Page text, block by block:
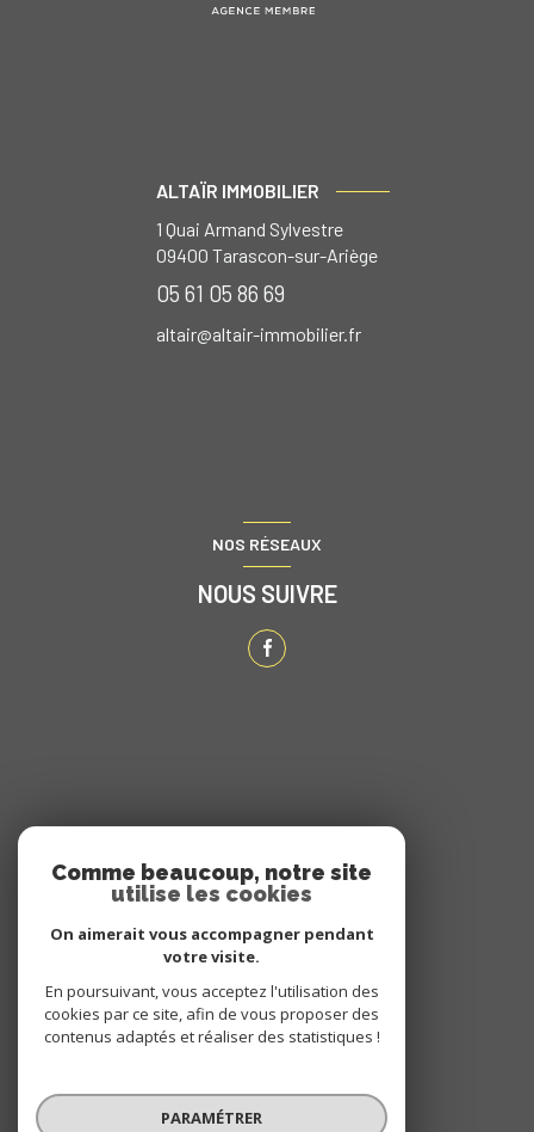
ALTAÏR IMMOBILIER
1 Quai Armand Sylvestre
09400 Tarascon-sur-Ariège
05 61 05 86 69
altair@altair-immobilier.fr
NOS RÉSEAUX
NOUS SUIVRE
NOUS ADHÉRONS
© 2026 | Tous droits réservés
Comme beaucoup, notre site
utilise les cookies
On aimerait vous accompagner pendant
votre visite.
En poursuivant, vous acceptez l'utilisation des
cookies par ce site, afin de vous proposer des
contenus adaptés et réaliser des statistiques !
PARAMÉTRER